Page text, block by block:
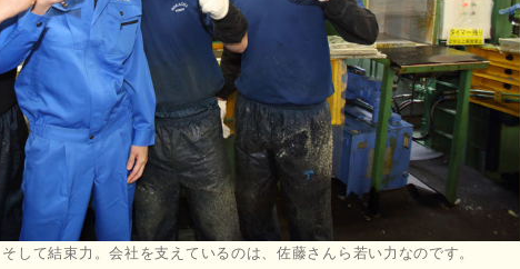
して結束力。会社を支えているのは、佐藤さんら若い力なのです。